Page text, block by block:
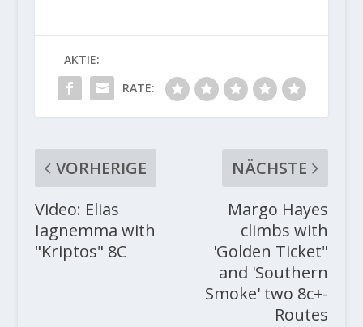
AKTIE:
RATE:
VORHERIGE
Video: Elias
Iagnemma with
"Kriptos" 8C
NÄCHSTE
Margo Hayes
climbs with
'Golden Ticket"
and 'Southern
Smoke' two 8c+-
Routes